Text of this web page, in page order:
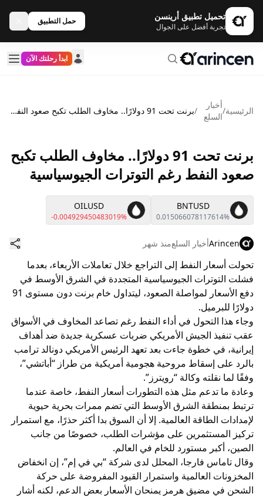
تحميل تطبيق أرينسن
تجربة أفضل على الجوال
حمل التطبيق
ابدأ رحلتك الآن
الرئيسية/
أخبار
السلع
/ برنت تحت 91 دولارًا.. مخاوف الطلب تكبح صعود النفط رغم التوترات الجيوسياسية
برنت تحت 91 دولارًا.. مخاوف الطلب تكبح
صعود النفط رغم التوترات الجيوسياسية
BNTUSD
0.015066078117614%
OILUSD
-0.004929450483019%
Arincenأخبار السلعمنذ شهر
تحولت أسعار النفط إلى التراجع خلال تعاملات الأربعاء، بعدما
فشلت التوترات الجيوسياسية المتجددة في الشرق الأوسط في
دفع الأسعار لمواصلة الصعود، ليتداول خام برنت دون مستوى 91
دولارًا للبرميل.
وجاء هذا التحول في أداء النفط رغم تصاعد المخاوف في الأسواق
عقب تنفيذ الجيش الأمريكي ضربات عسكرية جديدة ضد أهداف
إيرانية، في خطوة جاءت بعد تعهد الرئيس الأمريكي دونالد ترامب
بالرد على إسقاط مروحية هجومية أمريكية من طراز “أباتشي”،
وفقًا لما نقلته وكالة “رويترز”.
وعادة ما تدعم مثل هذه التطورات أسعار النفط، خاصة عندما
ترتبط بمنطقة الشرق الأوسط التي تضم ممرات بحرية حيوية
لإمدادات الطاقة العالمية. إلا أن السوق بدا أكثر حذرًا، مع استمرار
تركيز المستثمرين على مؤشرات الطلب، خصوصًا من جانب
الصين، أكبر مستورد للخام في العالم.
وقال تاماس فارجا، المحلل لدى شركة “بي في إم”، إن انخفاض
المخزونات العالمية واستمرار القيود المفروضة على حركة
الشحن في مضيق هرمز يمنحان الأسعار بعض الدعم، لكنه أشار